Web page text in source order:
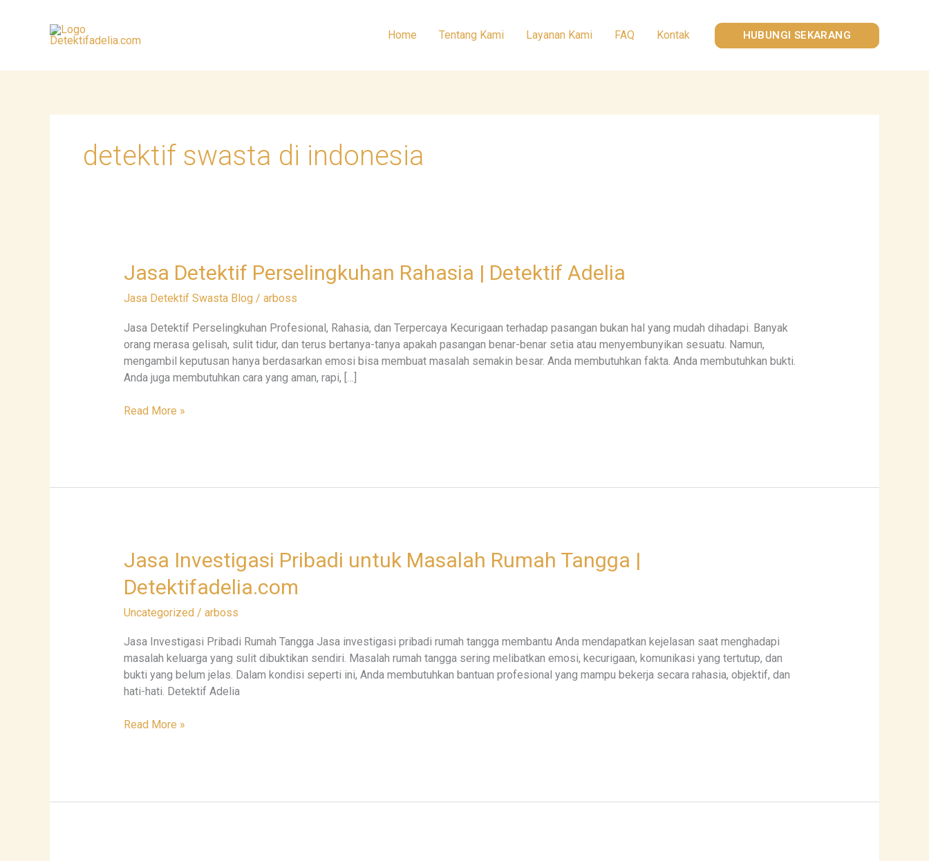
Home Tentang Kami Layanan Kami FAQ Kontak HUBUNGI SEKARANG
detektif swasta di indonesia
Jasa Detektif Perselingkuhan Rahasia | Detektif Adelia
Jasa Detektif Swasta Blog / arboss
Jasa Detektif Perselingkuhan Profesional, Rahasia, dan Terpercaya Kecurigaan terhadap pasangan bukan hal yang mudah dihadapi. Banyak
orang merasa gelisah, sulit tidur, dan terus bertanya-tanya apakah pasangan benar-benar setia atau menyembunyikan sesuatu. Namun,
mengambil keputusan hanya berdasarkan emosi bisa membuat masalah semakin besar. Anda membutuhkan fakta. Anda membutuhkan bukti.
Anda juga membutuhkan cara yang aman, rapi, […]
Jasa
Detektif
Perselingkuhan
|
Detektif
Adelia
Read More »
Jasa Investigasi Pribadi untuk Masalah Rumah Tangga |
Detektifadelia.com
Uncategorized / arboss
Jasa Investigasi Pribadi Rumah Tangga Jasa investigasi pribadi rumah tangga membantu Anda mendapatkan kejelasan saat menghadapi
masalah keluarga yang sulit dibuktikan sendiri. Masalah rumah tangga sering melibatkan emosi, kecurigaan, komunikasi yang tertutup, dan
bukti yang belum jelas. Dalam kondisi seperti ini, Anda membutuhkan bantuan profesional yang mampu bekerja secara rahasia, objektif, dan
hati-hati. Detektif Adelia
Jasa
Investigasi
Pribadi
Masalah
Rumah
Tangga
|
Detektifadelia.com
Read More »